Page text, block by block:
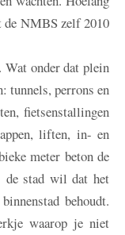
NMBS zelf 2010
onder dat plein
tunnels, perrons en
fietsenstallingen
liften, in- en
meter beton de
de stad wil dat het
behoudt.
waarop je niet